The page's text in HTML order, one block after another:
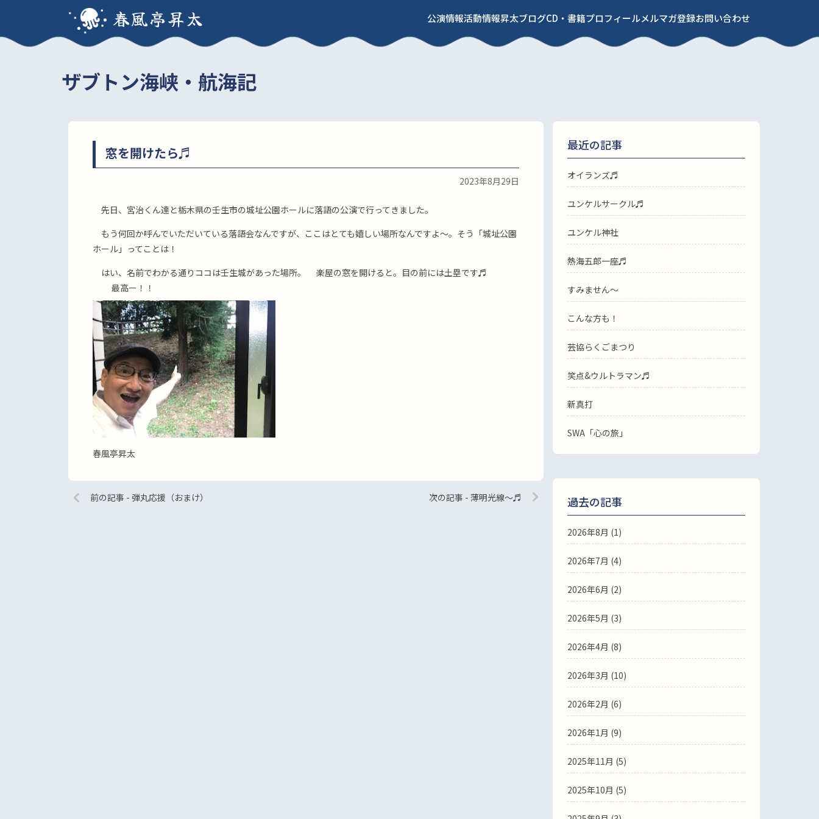
春風亭昇太 公演情報活動情報昇太ブログCD・書籍プロフィールメルマガ登録お問い合わせ
ザブトン海峡・航海記
窓を開けたら♬
2023年8月29日
先日、宮治くん達と栃木県の壬生市の城址公園ホールに落語の公演で行ってきました。
もう何回か呼んでいただいている落語会なんですが、ここはとても嬉しい場所なんですよ〜。そう「城址公園
ホール」ってことは！
はい、名前でわかる通りココは壬生城があった場所。 楽屋の窓を開けると。目の前には土塁です♬
最高ー！！
春風亭昇太
前の記事 - 弾丸応援（おまけ） 次の記事 - 薄明光線〜♬
最近の記事
オイランズ♬
ユンケルサークル♬
ユンケル神社
熱海五郎一座♬
すみません〜
こんな方も！
芸協らくごまつり
笑点&ウルトラマン♬
新真打
SWA「心の旅」
過去の記事
2026年8月 (1)
2026年7月 (4)
2026年6月 (2)
2026年5月 (3)
2026年4月 (8)
2026年3月 (10)
2026年2月 (6)
2026年1月 (9)
2025年11月 (5)
2025年10月 (5)